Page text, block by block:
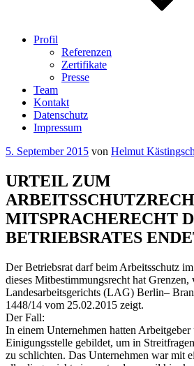
Profil
Referenzen
Zertifikate
Presse
Team
Kontakt
Datenschutz
Impressum
Veröffentlicht
5. September 2015 von Helmut
URTEIL ZUM
MITSPRACHERECHT
BETRIEBSRATES
Der Betriebsrat darf beim Arbeitsschutz
dieses Mitbestimmungsrecht hat Grenzen,
Landesarbeitsgerichts (LAG) Berlin–
1448/14 vom 25.02.2015 zeigt.
Der Fall:
In einem Unternehmen hatten
Einigungsstelle gebildet, um in
zu schlichten. Das Unternehmen war mit